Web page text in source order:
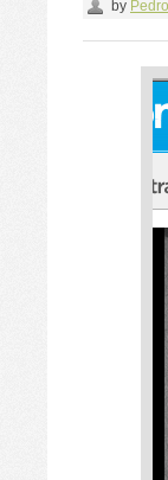
by